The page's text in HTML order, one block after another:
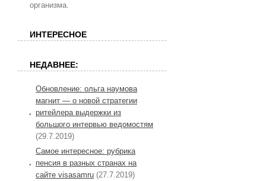
организма.
ИНТЕРЕСНОЕ
НЕДАВНЕЕ:
Обновление: ольга наумова
магнит — о новой стратегии
ритейлера выдержки из
большого интервью ведомостям
(29.7.2019)
Самое интересное: рубрика
пенсия в разных странах на
сайте visasamru (27.7.2019)